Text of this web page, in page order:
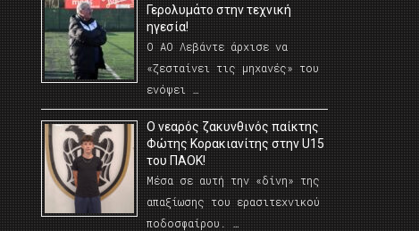
Γερολυμάτο στην τεχνική
ηγεσία!
Ο ΑΟ Λεβάντε άρχισε να
«ζεσταίνει τις μηχανές» του
ενόψει …
O νεαρός ζακυνθινός παίκτης
Φώτης Κορακιανίτης στην U15
του ΠΑΟΚ!
Μέσα σε αυτή την «δίνη» της
απαξίωσης του ερασιτεχνικού
ποδοσφαίρου. …